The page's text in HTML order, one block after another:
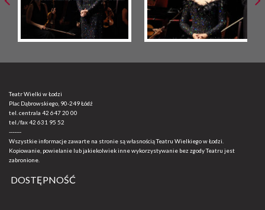
Teatr Wielki w Łodzi
Plac Dąbrowskiego, 90-249 Łódź
tel. centrala 42 647 20 00
tel./fax42 631 95 52
-------
Wszystkie informacje zawarte na stronie są własnością Teatru Wielkiego w Łodzi.
Kopiowanie, powielanie lub jakiekolwiek inne wykorzystywanie bez zgody Teatru jest
zabronione.
DOSTĘPNOŚĆ